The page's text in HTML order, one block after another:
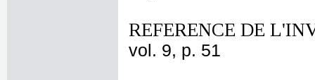
REFERENCE DE
vol. 9, p. 51